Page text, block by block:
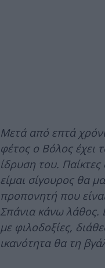
Μετά από επτά
φέτος ο Βόλος έχει
ίδρυση του.
είμαι σίγουρος θα
προπονητή που
Σπάνια κάνω λάθος.
με φιλοδοξίες,
ικανότητα θα τη